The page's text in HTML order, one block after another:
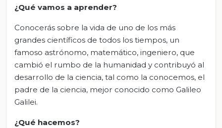
¿Qué vamos a aprender?
Conocerás sobre la vida de uno de los más
grandes científicos de todos los tiempos, un
famoso astrónomo, matemático, ingeniero, que
cambió el rumbo de la humanidad y contribuyó al
desarrollo de la ciencia, tal como la conocemos, el
padre de la ciencia, mejor conocido como Galileo
Galilei.
¿Qué hacemos?